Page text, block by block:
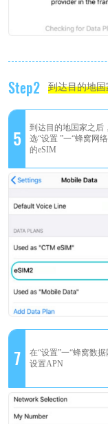
Step2 到达目的地
5
到达目的地国家之后
选“设置 ”一“蜂窝网
的eSIM
7
在“设置”一“蜂窝数据
设置APN